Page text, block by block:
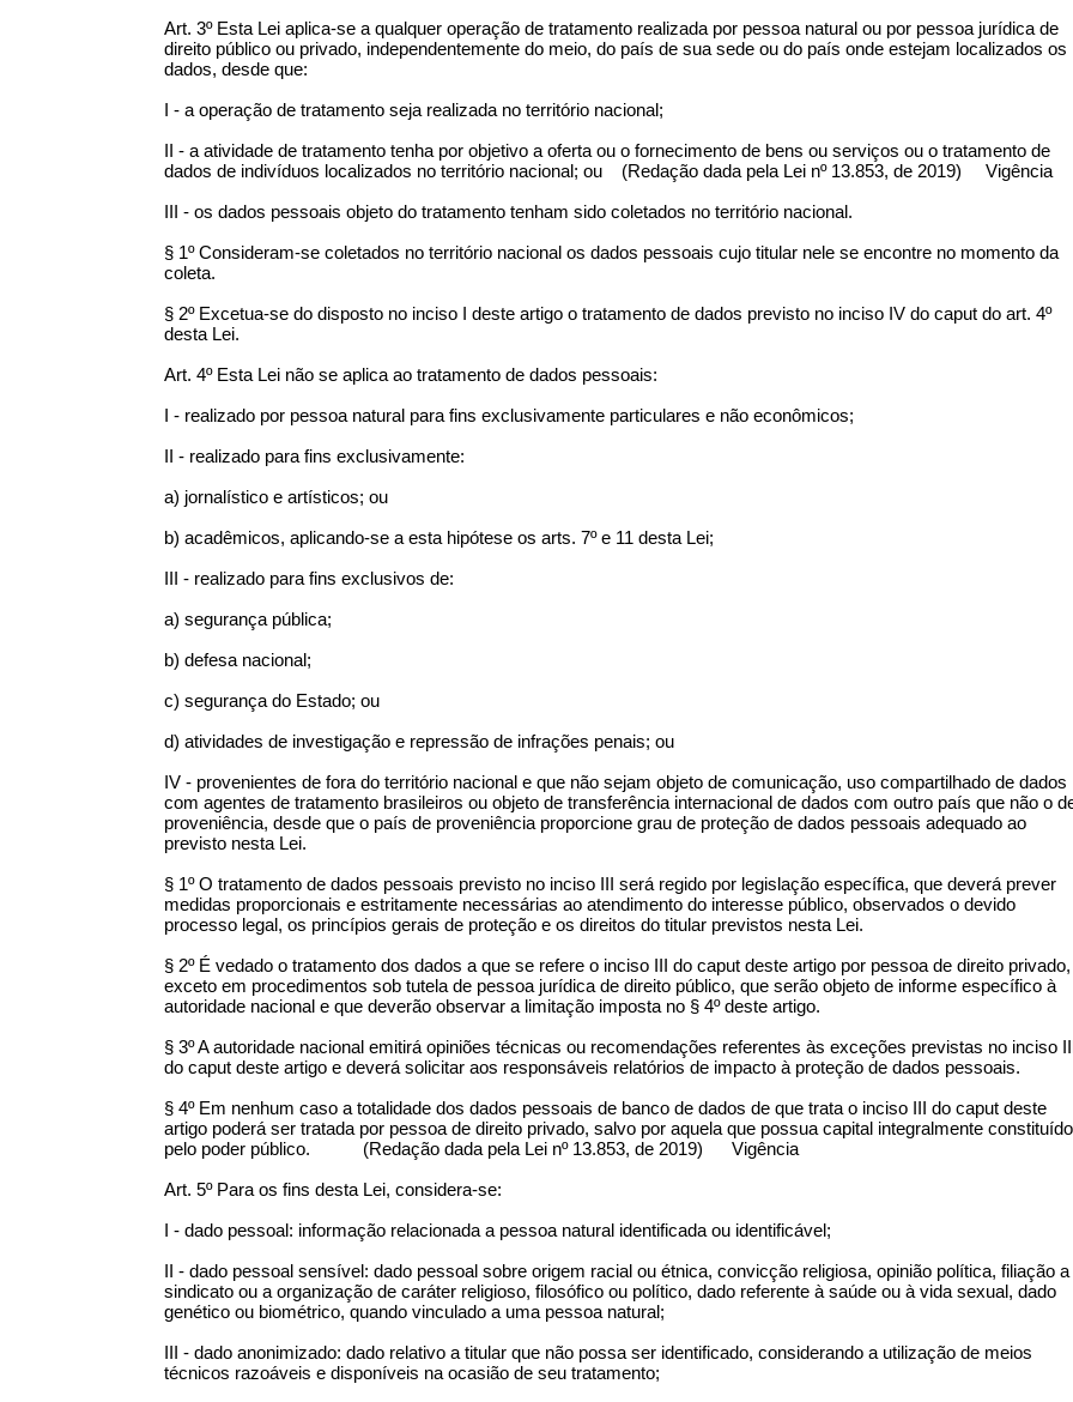
Art. 3º Esta Lei aplica-se a qualquer operação de tratamento realizada por pessoa natural ou por pessoa jurídica de
direito público ou privado, independentemente do meio, do país de sua sede ou do país onde estejam localizados os
dados, desde que:
I - a operação de tratamento seja realizada no território nacional;
II - a atividade de tratamento tenha por objetivo a oferta ou o fornecimento de bens ou serviços ou o tratamento de
dados de indivíduos localizados no território nacional; ou (Redação dada pela Lei nº 13.853, de 2019) Vigência
III - os dados pessoais objeto do tratamento tenham sido coletados no território nacional.
§ 1º Consideram-se coletados no território nacional os dados pessoais cujo titular nele se encontre no momento da
coleta.
§ 2º Excetua-se do disposto no inciso I deste artigo o tratamento de dados previsto no inciso IV do caput do art. 4º
desta Lei.
Art. 4º Esta Lei não se aplica ao tratamento de dados pessoais:
I - realizado por pessoa natural para fins exclusivamente particulares e não econômicos;
II - realizado para fins exclusivamente:
a) jornalístico e artísticos; ou
b) acadêmicos, aplicando-se a esta hipótese os arts. 7º e 11 desta Lei;
III - realizado para fins exclusivos de:
a) segurança pública;
b) defesa nacional;
c) segurança do Estado; ou
d) atividades de investigação e repressão de infrações penais; ou
IV - provenientes de fora do território nacional e que não sejam objeto de comunicação, uso compartilhado de dados
com agentes de tratamento brasileiros ou objeto de transferência internacional de dados com outro país que não o
proveniência, desde que o país de proveniência proporcione grau de proteção de dados pessoais adequado ao
previsto nesta Lei.
§ 1º O tratamento de dados pessoais previsto no inciso III será regido por legislação específica, que deverá prever
medidas proporcionais e estritamente necessárias ao atendimento do interesse público, observados o devido
processo legal, os princípios gerais de proteção e os direitos do titular previstos nesta Lei.
§ 2º É vedado o tratamento dos dados a que se refere o inciso III do caput deste artigo por pessoa de direito privado,
exceto em procedimentos sob tutela de pessoa jurídica de direito público, que serão objeto de informe específico à
autoridade nacional e que deverão observar a limitação imposta no § 4º deste artigo.
§ 3º A autoridade nacional emitirá opiniões técnicas ou recomendações referentes às exceções previstas no inciso
do caput deste artigo e deverá solicitar aos responsáveis relatórios de impacto à proteção de dados pessoais.
§ 4º Em nenhum caso a totalidade dos dados pessoais de banco de dados de que trata o inciso III do caput deste
artigo poderá ser tratada por pessoa de direito privado, salvo por aquela que possua capital integralmente constituído
pelo poder público. (Redação dada pela Lei nº 13.853, de 2019) Vigência
Art. 5º Para os fins desta Lei, considera-se:
I - dado pessoal: informação relacionada a pessoa natural identificada ou identificável;
II - dado pessoal sensível: dado pessoal sobre origem racial ou étnica, convicção religiosa, opinião política, filiação a
sindicato ou a organização de caráter religioso, filosófico ou político, dado referente à saúde ou à vida sexual, dado
genético ou biométrico, quando vinculado a uma pessoa natural;
III - dado anonimizado: dado relativo a titular que não possa ser identificado, considerando a utilização de meios
técnicos razoáveis e disponíveis na ocasião de seu tratamento;